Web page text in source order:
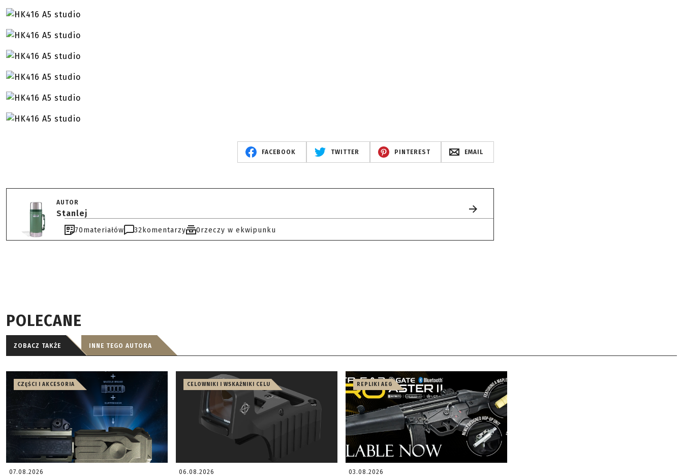
FACEBOOK TWITTER PINTEREST EMAIL
AUTOR
Stanlej
70materiałów 32 komentarzy 0rzeczy w ekwipunku
POLECANE
ZOBACZ TAKŻE INNE TEGO AUTORA
CZĘŚCI I AKCESORIA
07.08.2026
CELOWNIKI I WSKAŹNIKI CELU
06.08.2026
REPLIKI AEG
03.08.2026